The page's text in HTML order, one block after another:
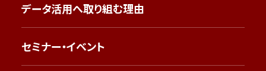
データ活用へ取り組む理由
セミナー・イベント